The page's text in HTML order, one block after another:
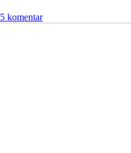
5 komentar